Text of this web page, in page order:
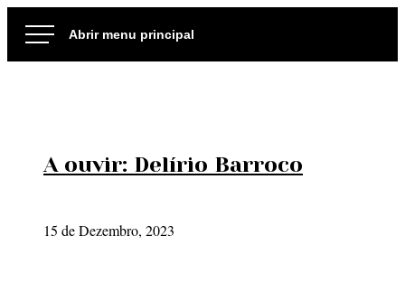
para
o
A ouvir: Delírio Barroco
15 de Dezembro, 2023